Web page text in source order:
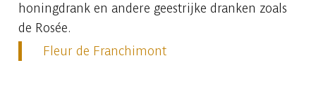
honingdrank en andere geestrijke dranken zoals
de Rosée.
Fleur de Franchimont